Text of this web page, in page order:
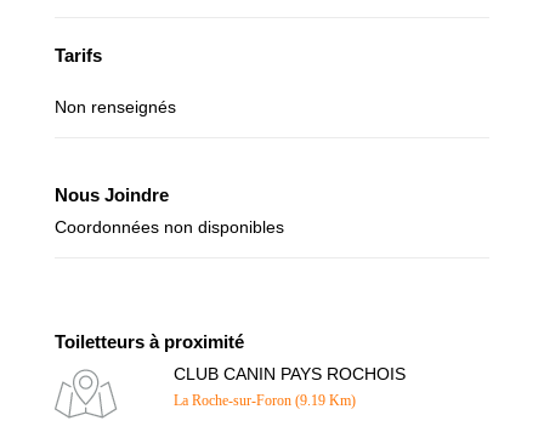
Tarifs
Non renseignés
Nous Joindre
Coordonnées non disponibles
Toiletteurs à proximité
CLUB CANIN PAYS ROCHOIS
La Roche-sur-Foron (9.19 Km)